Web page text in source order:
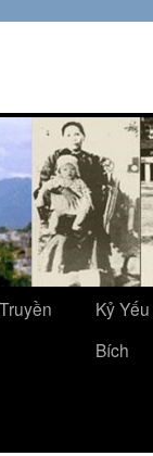
Kỷ
Bích